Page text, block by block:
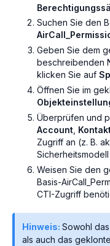
Suchen Sie den
Geben Sie dem
beschreibenden
klicken Sie auf
Öffnen Sie im
Überprüfen und
Account
Zugriff an (z. B.
Weisen Sie den
Basis-
CTI-Zugriff
Hinweis: Sowohl
als auch das